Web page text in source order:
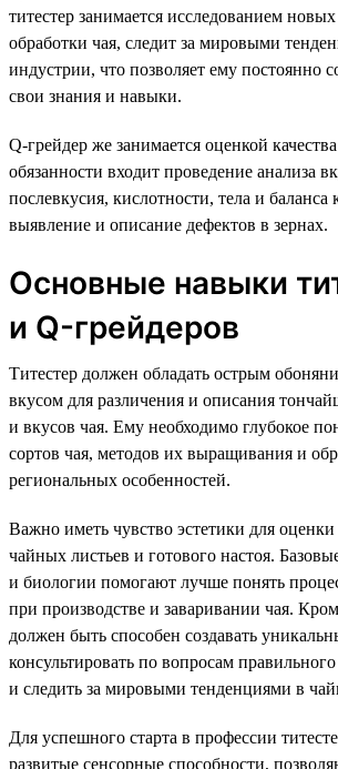
титестер занимается исследованием
обработки чая, следит за мировыми
индустрии, что позволяет ему постоянно
свои знания и навыки.
Q-грейдер же занимается оценкой
обязанности входит проведение анализа
послевкусия, кислотности, тела и баланса
выявление и описание дефектов в зернах.
Основные навыки
и Q-грейдеров
Титестер должен обладать острым
вкусом для различения и описания
и вкусов чая. Ему необходимо глубокое
сортов чая, методов их выращивания и
региональных особенностей.
Важно иметь чувство эстетики для
чайных листьев и готового настоя.
и биологии помогают лучше понять
при производстве и заваривании чая.
должен быть способен создавать
консультировать по вопросам
и следить за мировыми тенденциями в
Для успешного старта в профессии
развитые сенсорные способности,